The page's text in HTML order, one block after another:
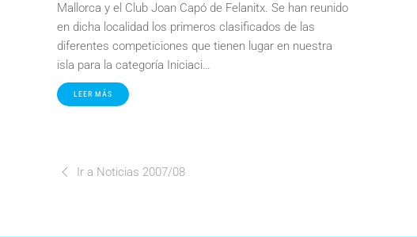
Mallorca y el Club Joan Capó de Felanitx. Se han reunido
en dicha localidad los primeros clasificados de las
diferentes competiciones que tienen lugar en nuestra
isla para la categoría Iniciaci…
LEER MÁS
Ir a Noticias 2007/08